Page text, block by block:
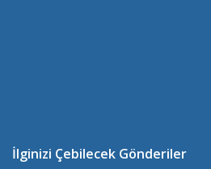
İlginizi Çebilecek Gönderiler